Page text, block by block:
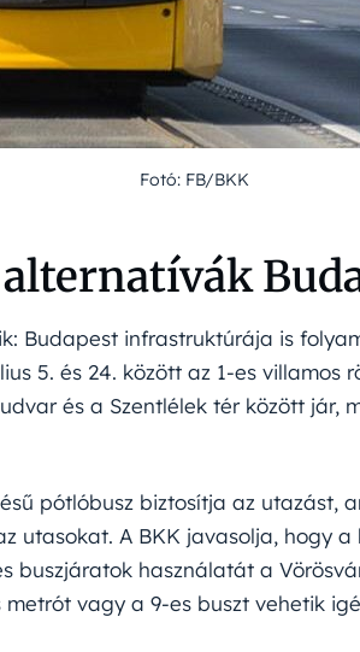
Fotó: FB/BKK
Budapest infrastruktúrája is
5. és 24. között az 1-es villamos
és a Szentlélek tér között jár,
pótlóbusz biztosítja az utazást,
utasokat. A BKK javasolja, hogy
buszjáratok használatát a
vagy a 9-es buszt vehetik